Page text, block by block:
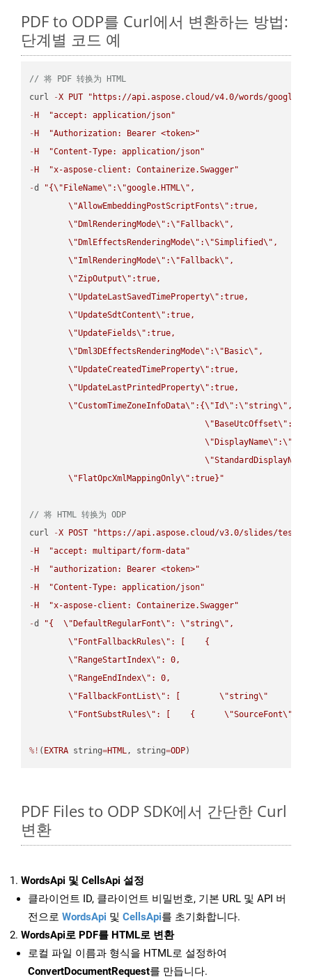
PDF to ODP를 Curl에서 변환하는 방법:
단계별 코드 예
// 将 PDF 转换为 HTML
curl
-X PUT
"https://api.aspose.cloud/v4.0/words/
- H
"accept: application/json"
- H
"Authorization: Bearer <token>"
- H
"Content-Type: application/json"
- H
"x-aspose-client: Containerize.Swagger"
-d "{\" FileName\" :\"google.HTML\" ,
\"AllowEmbeddingPostScriptFonts\" :true,
\" DmlRenderingMode\" :\" Fallback\" ,
\" DmlEffectsRenderingMode\" :\"Simplified\" ,
\"ImlRenderingMode\" :\" Fallback\" ,
\"ZipOutput\" :true,
\"UpdateLastSavedTimeProperty\" :true,
\"UpdateSdtContent\" :true,
\"UpdateFields\" :true,
\" Dml3DEffectsRenderingMode\" :\" Basic\" ,
\"UpdateCreatedTimeProperty\" :true,
\"UpdateLastPrintedProperty\" :true,
\"CustomTimeZoneInfoData\" :{\"Id\" :\"string\" ,
\" BaseUtcOffset\" :
\" DisplayName\" :\"
\"StandardDisplayName
\" FlatOpcXmlMappingOnly\" :true}"
// 将 HTML 转换为 ODP
curl
-X POST
"https://api.aspose.cloud/v3.0/slides/test-
- H
"accept: multipart/form-data"
- H
"authorization: Bearer <token>"
- H
"Content-Type: application/json"
- H
"x-aspose-client: Containerize.Swagger"
-d "{ \" DefaultRegularFont\" : \"string\" ,
\" FontFallbackRules\" : [    {
\" RangeStartIndex\" : 0,
\" RangeEndIndex\" : 0,
\" FallbackFontList\" : [ \"string\"
\" FontSubstRules\" : [    { \"SourceFont\"
%! ( EXTRA string=HTML, string=ODP)
PDF Files to ODP SDK에서 간단한 Curl
변환
WordsApi 및 CellsApi 설정
클라이언트 ID, 클라이언트 비밀번호, 기본 URL 및 API 버
전으로 WordsApi 및 CellsApi를 초기화합니다.
WordsApi로 PDF를 HTML로 변환
로컬 파일 이름과 형식을 HTML로 설정하여
ConvertDocumentRequest를 만듭니다.